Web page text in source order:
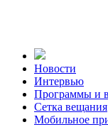
Новости
Интервью
Программы и
Сетка вещания
Мобильное